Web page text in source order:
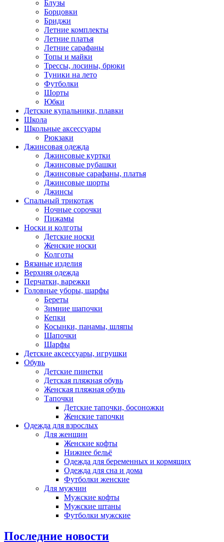
Блузы
Борцовки
Бриджи
Летние комплекты
Летние платья
Летние сарафаны
Топы и майки
Трессы, лосины, брюки
Туники на лето
Футболки
Шорты
Юбки
Детские купальники, плавки
Школа
Школьные аксессуары
Рюкзаки
Джинсовая одежда
Джинсовые куртки
Джинсовые рубашки
Джинсовые сарафаны, платья
Джинсовые шорты
Джинсы
Спальный трикотаж
Ночные сорочки
Пижамы
Носки и колготы
Детские носки
Женские носки
Колготы
Вязаные изделия
Верхняя одежда
Перчатки, варежки
Головные уборы, шарфы
Береты
Зимние шапочки
Кепки
Косынки, панамы, шляпы
Шапочки
Шарфы
Детские аксессуары, игрушки
Обувь
Детские пинетки
Детская пляжная обувь
Женская пляжная обувь
Тапочки
Детские тапочки, босоножки
Женские тапочки
Одежда для взрослых
Для женщин
Женские кофты
Нижнее бельё
Одежда для беременных и кормящих
Одежда для сна и дома
Футболки женские
Для мужчин
Мужские кофты
Мужские штаны
Футболки мужские
Последние новости